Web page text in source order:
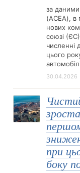
за даними
(ACEA), в
нових
союзі
численні
цього
30.04.2026
при
боку